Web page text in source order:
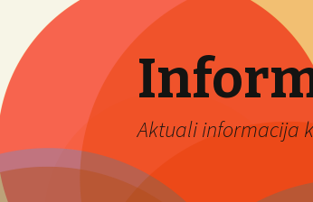
Aktuali informacija